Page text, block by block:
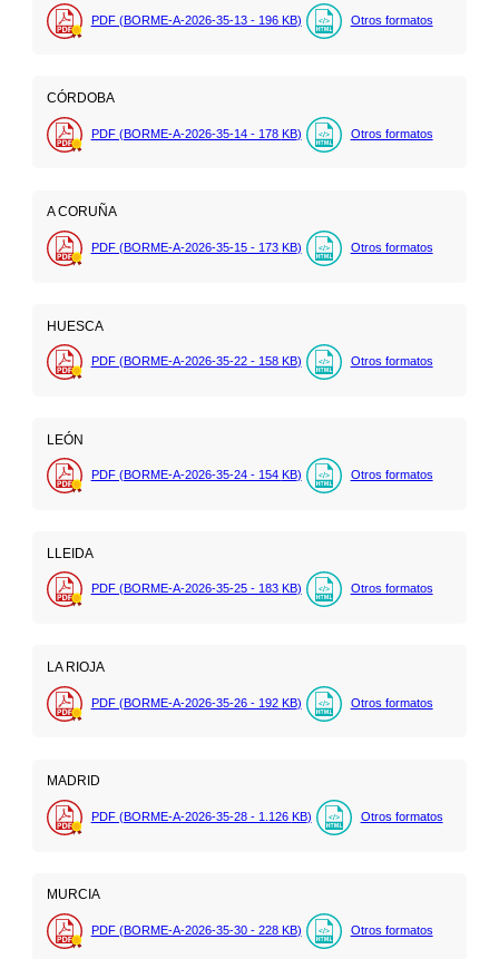
PDF (BORME-A-2026-35-13 - 196 KB) Otros formatos
CÓRDOBA
PDF (BORME-A-2026-35-14 - 178 KB) Otros formatos
A CORUÑA
PDF (BORME-A-2026-35-15 - 173 KB) Otros formatos
HUESCA
PDF (BORME-A-2026-35-22 - 158 KB) Otros formatos
LEÓN
PDF (BORME-A-2026-35-24 - 154 KB) Otros formatos
LLEIDA
PDF (BORME-A-2026-35-25 - 183 KB) Otros formatos
LA RIOJA
PDF (BORME-A-2026-35-26 - 192 KB) Otros formatos
MADRID
PDF (BORME-A-2026-35-28 - 1.126 KB) Otros formatos
MURCIA
PDF (BORME-A-2026-35-30 - 228 KB) Otros formatos